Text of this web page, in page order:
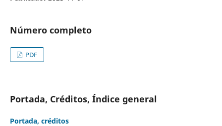
Número completo
PDF
Portada, Créditos, Índice general
Portada, créditos